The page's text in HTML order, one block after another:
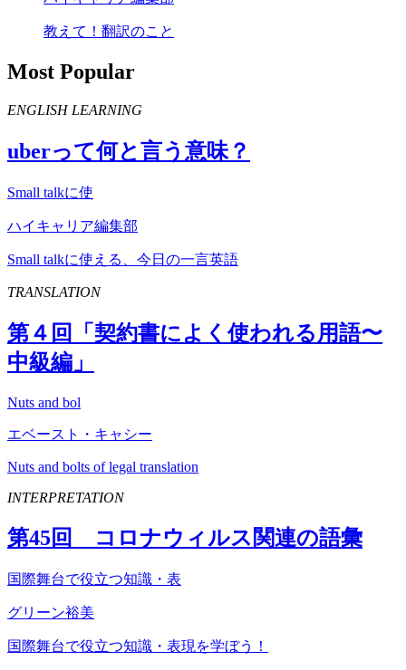
教えて！翻訳のこと
Most Popular
ENGLISH LEARNING
uberって何と言う意味？
Small talkに使
ハイキャリア編集部
Small talkに使える、今日の一言英語
TRANSLATION
第４回「契約書によく使われる用語〜
中級編」
Nuts and bol
エベースト・キャシー
Nuts and bolts of legal translation
INTERPRETATION
第45回 コロナウィルス関連の語彙
国際舞台で役立つ知識・表
グリーン裕美
国際舞台で役立つ知識・表現を学ぼう！